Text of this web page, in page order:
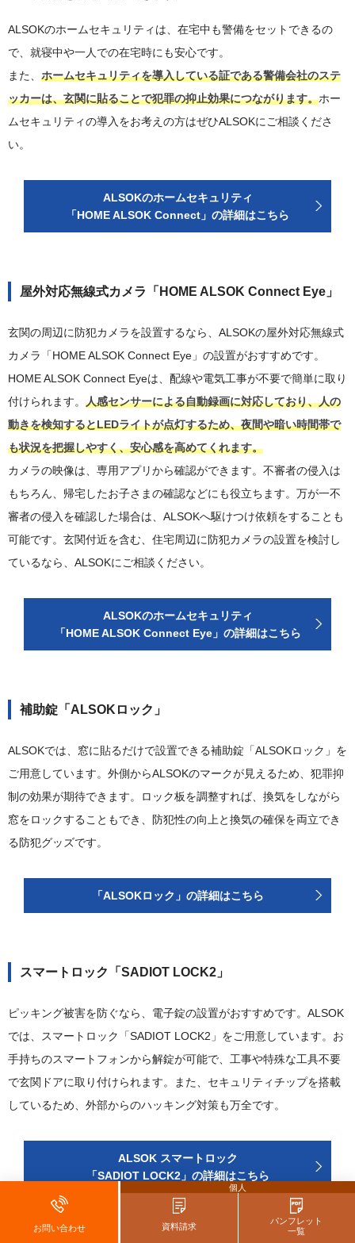
ALSOKのホームセキュリティは、在宅中も警備をセットできるの
で、就寝中や一人での在宅時にも安心です。
また、 ホームセキュリティを導入している証である警備会社のステ
ッカーは、玄関に貼ることで犯罪の抑止効果につながります。ホー
ムセキュリティの導入をお考えの方はぜひALSOKにご相談くださ
い。
ALSOKのホームセキュリティ
「HOME ALSOK Connect」の詳細はこちら
屋外対応無線式カメラ「HOME ALSOK Connect Eye」
玄関の周辺に防犯カメラを設置するなら、ALSOKの屋外対応無線式
カメラ「HOME ALSOK Connect Eye」の設置がおすすめです。
HOME ALSOK Connect Eyeは、配線や電気工事が不要で簡単に取り
付けられます。 人感センサーによる自動録画に対応しており、人の
動きを検知するとLEDライトが点灯するため、夜間や暗い時間帯で
も状況を把握しやすく、安心感を高めてくれます。
カメラの映像は、専用アプリから確認ができます。不審者の侵入は
もちろん、帰宅したお子さまの確認などにも役立ちます。万が一不
審者の侵入を確認した場合は、ALSOKへ駆けつけ依頼をすることも
可能です。玄関付近を含む、住宅周辺に防犯カメラの設置を検討し
ているなら、ALSOKにご相談ください。
ALSOKのホームセキュリティ
「HOME ALSOK Connect Eye」の詳細はこちら
補助錠「ALSOKロック」
ALSOKでは、窓に貼るだけで設置できる補助錠「ALSOKロック」を
ご用意しています。外側からALSOKのマークが見えるため、犯罪抑
制の効果が期待できます。ロック板を調整すれば、換気をしながら
窓をロックすることもでき、防犯性の向上と換気の確保を両立でき
る防犯グッズです。
「ALSOKロック」の詳細はこちら
スマートロック「SADIOT LOCK2」
ピッキング被害を防ぐなら、電子錠の設置がおすすめです。ALSOK
では、スマートロック「SADIOT LOCK2」をご用意しています。お
手持ちのスマートフォンから解錠が可能で、工事や特殊な工具不要
で玄関ドアに取り付けられます。また、セキュリティチップを搭載
しているため、外部からのハッキング対策も万全です。
ALSOK スマートロック
「SADIOT LOCK2」の詳細はこちら
お問い合わせ
個人
資料請求
パンフレット
一覧